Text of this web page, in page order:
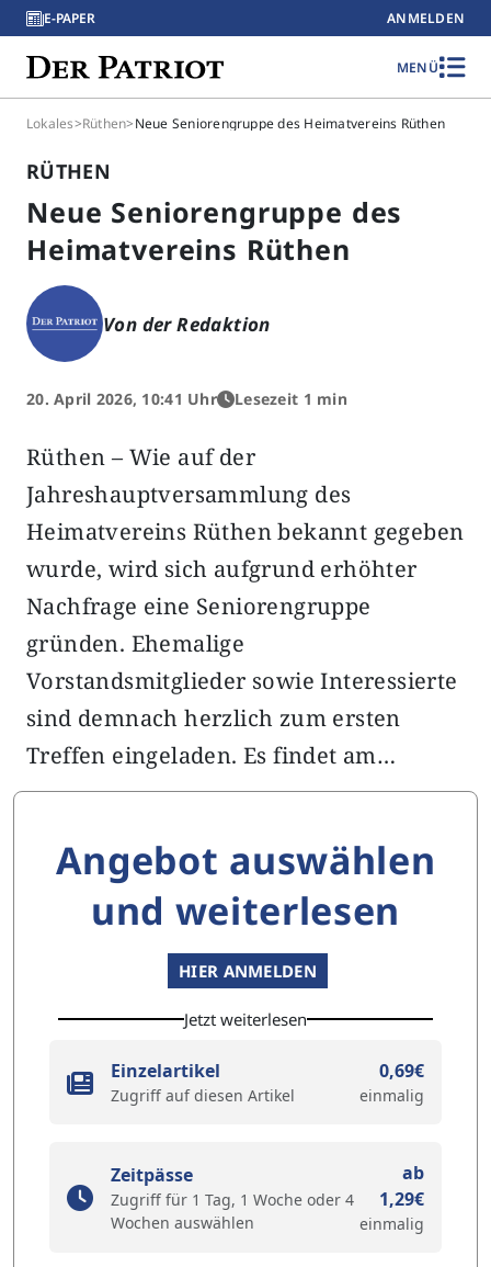
E-PAPER ANMELDEN
MENÜ
Lokales>Rüthen>Neue Seniorengruppe des Heimatvereins Rüthen
RÜTHEN
Neue Seniorengruppe des
Heimatvereins Rüthen
Von der Redaktion
20. April 2026, 10:41 Uhr Lesezeit 1 min
Rüthen – Wie auf der
Jahreshauptversammlung des
Heimatvereins Rüthen bekannt gegeben
wurde, wird sich aufgrund erhöhter
Nachfrage eine Seniorengruppe
gründen. Ehemalige
Vorstandsmitglieder sowie Interessierte
sind demnach herzlich zum ersten
Treffen eingeladen. Es findet am…
Angebot auswählen
und weiterlesen
HIER ANMELDEN
Jetzt weiterlesen
Einzelartikel
Zugriff auf diesen Artikel
0,69€
einmalig
Zeitpässe
Zugriff für 1 Tag, 1 Woche oder 4
Wochen auswählen
ab
1,29€
einmalig